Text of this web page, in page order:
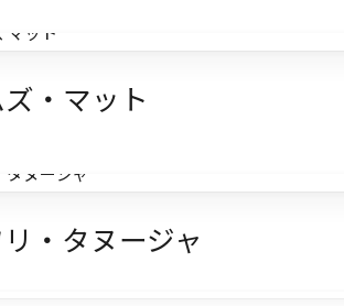
・マット
・タヌージャ